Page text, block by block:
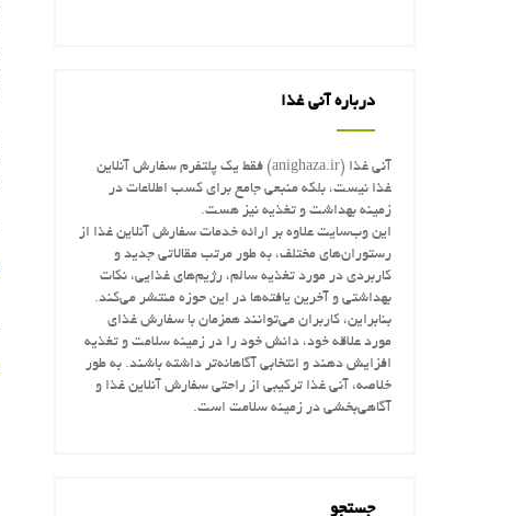
درباره آنی غذا
آنی غذا (anighaza.ir) فقط یک پلتفرم سفارش آنلاین
غذا نیست، بلکه منبعی جامع برای کسب اطلاعات در
زمینه بهداشت و تغذیه نیز هست.
این وب‌سایت علاوه بر ارائه خدمات سفارش آنلاین غذا از
رستوران‌های مختلف، به طور مرتب مقالاتی جدید و
کاربردی در مورد تغذیه سالم، رژیم‌های غذایی، نکات
بهداشتی و آخرین یافته‌ها در این حوزه منتشر می‌کند.
بنابراین، کاربران می‌توانند همزمان با سفارش غذای
مورد علاقه خود، دانش خود را در زمینه سلامت و تغذیه
افزایش دهند و انتخابی آگاهانه‌تر داشته باشند. به طور
خلاصه، آنی غذا ترکیبی از راحتی سفارش آنلاین غذا و
آگاهی‌بخشی در زمینه سلامت است.
جستجو